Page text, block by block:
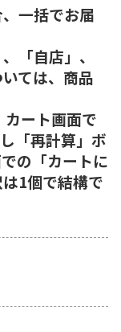
一括でお届
「自店」、
ては、商品
ート画面で
「再計算」ボ
の「カートに
1個で結構で